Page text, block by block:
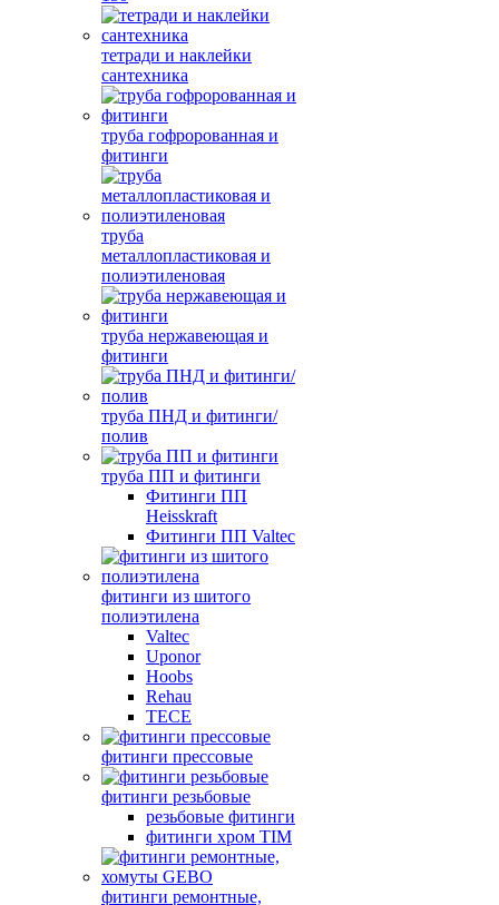
тетради и наклейки
сантехника
труба гофророванная и
фитинги
труба
металлопластиковая и
полиэтиленовая
труба нержавеющая и
фитинги
труба ПНД и фитинги/
полив
труба ПП и фитинги
Фитинги ПП
Heisskraft
Фитинги ПП Valtec
фитинги из шитого
полиэтилена
Valtec
Uponor
Hoobs
Rehau
TECE
фитинги прессовые
фитинги резьбовые
резьбовые фитинги
фитинги хром TIM
фитинги ремонтные,